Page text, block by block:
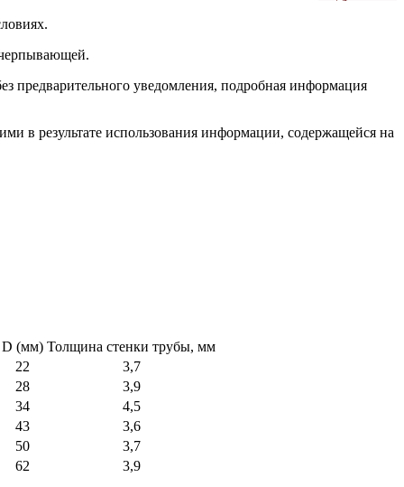
предварительного уведомления, подробная информация
в результате использования информации, содержащейся на
D (мм) Толщина стенки трубы, мм
22
3,7
28
3,9
34
4,5
43
3,6
50
3,7
62 3,9